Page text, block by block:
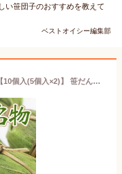
い笹団子のおすすめを教えて
ベストオイシー編集部
【上杉謙信ゆかりの新潟名物】 笹団子 【10個入(5個入×2)】 笹だんご 新潟名物 職人手作り 保存料・防腐剤不使用/笹香る 和菓子 草餅 よもぎ ヨモギ あんこ 郷土菓子 ご当地 お取り寄せ スイーツ お茶請け 送料無料【日本海珍味 さとも屋】